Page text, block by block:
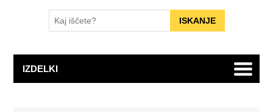
IZDELKI